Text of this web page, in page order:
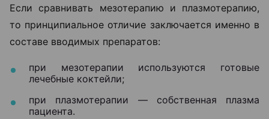
Если сравнивать мезотерапию и плазмотерапию,
то принципиальное отличие заключается именно в
составе вводимых препаратов:
при мезотерапии используются готовые
лечебные коктейли;
при плазмотерапии — собственная плазма
пациента.